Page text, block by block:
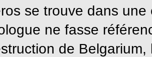
se trouve dans
ne fasse
de